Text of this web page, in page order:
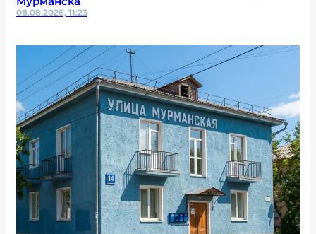
08.08.2026, 11:23